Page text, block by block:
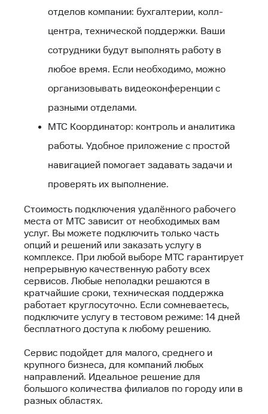
отделов компании: бухгалтерии, колл-
центра, технической поддержки. Ваши
сотрудники будут выполнять работу в
любое время. Если необходимо, можно
организовывать видеоконференции с
разными отделами.
МТС Координатор: контроль и аналитика
работы. Удобное приложение с простой
навигацией помогает задавать задачи и
проверять их выполнение.
Стоимость подключения удалённого рабочего
места от МТС зависит от необходимых вам
услуг. Вы можете подключить только часть
опций и решений или заказать услугу в
комплексе. При любой выборе МТС гарантирует
непрерывную качественную работу всех
сервисов. Любые неполадки решаются в
кратчайшие сроки, техническая поддержка
работает круглосуточно. Если сомневаетесь,
подключите услугу в тестовом режиме: 14 дней
бесплатного доступа к любому решению.
Сервис подойдет для малого, среднего и
крупного бизнеса, для компаний любых
направлений. Идеальное решение для
большого количества филиалов по городу или в
разных областях.